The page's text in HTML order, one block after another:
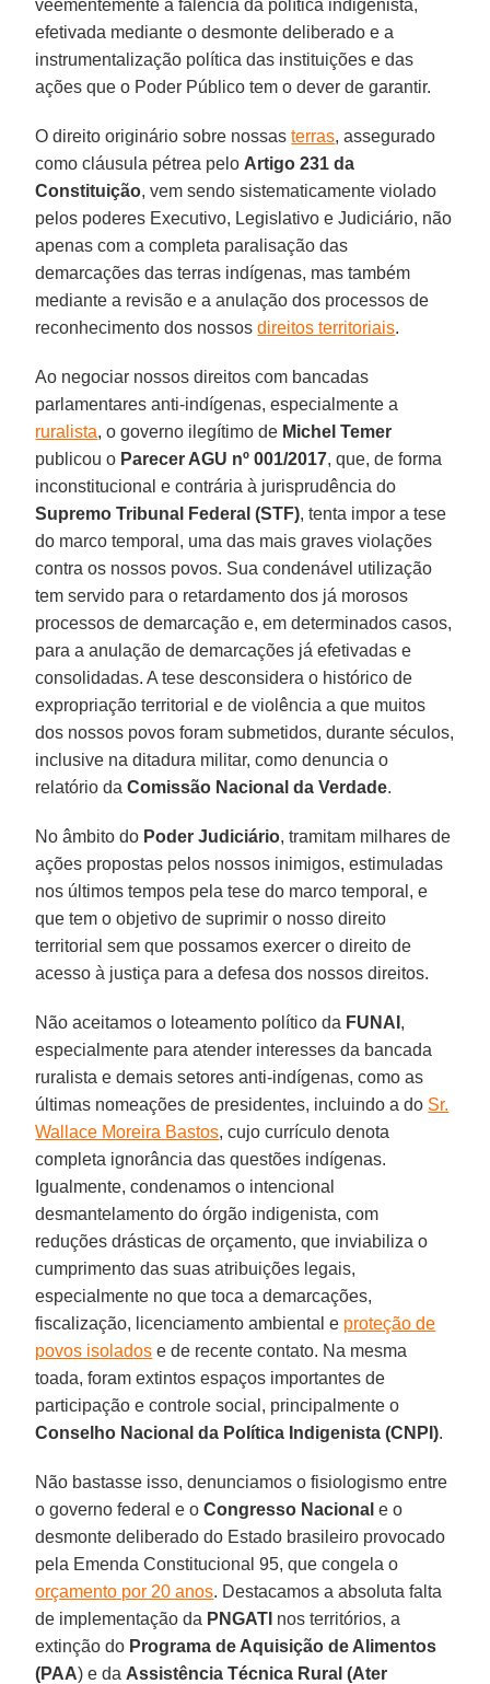
veementemente a falência da política indigenista,
efetivada mediante o desmonte deliberado e a
instrumentalização política das instituições e das
ações que o Poder Público tem o dever de garantir.
O direito originário sobre nossasterras, assegurado
como cláusula pétrea pelo Artigo 231 da
Constituição, vem sendo sistematicamente violado
pelos poderes Executivo, Legislativo e Judiciário, não
apenas com a completa paralisação das
demarcações das terras indígenas, mas também
mediante a revisão e a anulação dos processos de
reconhecimento dos nossosdireitos territoriais.
Ao negociar nossos direitos com bancadas
parlamentares anti-indígenas, especialmente a
ruralista, o governo ilegítimo de Michel Temer
publicou o Parecer AGU nº 001/2017, que, de forma
inconstitucional e contrária à jurisprudência do
Supremo Tribunal Federal (STF), tenta impor a tese
do marco temporal, uma das mais graves violações
contra os nossos povos. Sua condenável utilização
tem servido para o retardamento dos já morosos
processos de demarcação e, em determinados casos,
para a anulação de demarcações já efetivadas e
consolidadas. A tese desconsidera o histórico de
expropriação territorial e de violência a que muitos
dos nossos povos foram submetidos, durante séculos,
inclusive na ditadura militar, como denuncia o
relatório daComissão Nacional da Verdade.
No âmbito do Poder Judiciário, tramitam milhares de
ações propostas pelos nossos inimigos, estimuladas
nos últimos tempos pela tese do marco temporal, e
que tem o objetivo de suprimir o nosso direito
territorial sem que possamos exercer o direito de
acesso à justiça para a defesa dos nossos direitos.
Não aceitamos o loteamento político da FUNAI ,
especialmente para atender interesses da bancada
ruralista e demais setores anti-indígenas, como as
últimas nomeações de presidentes, incluindo a do Sr.
Wallace Moreira Bastos, cujo currículo denota
completa ignorância das questões indígenas.
Igualmente, condenamos o intencional
desmantelamento do órgão indigenista, com
reduções drásticas de orçamento, que inviabiliza o
cumprimento das suas atribuições legais,
especialmente no que toca a demarcações,
fiscalização, licenciamento ambiental e proteção de
povos isolados e de recente contato. Na mesma
toada, foram extintos espaços importantes de
participação e controle social, principalmente o
Conselho Nacional da Política Indigenista (CNPI).
Não bastasse isso, denunciamos o fisiologismo entre
o governo federal e oCongresso Nacional e o
desmonte deliberado do Estado brasileiro provocado
pela Emenda Constitucional 95, que congela o
orçamento por 20 anos. Destacamos a absoluta falta
de implementação da PNGATI nos territórios, a
extinção do Programa de Aquisição de Alimentos
(PAA) e da Assistência Técnica Rural (Ater